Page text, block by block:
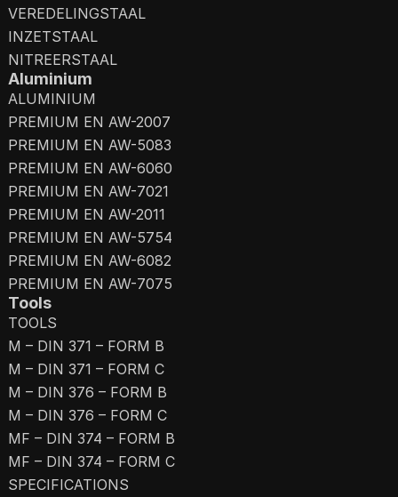
VEREDELINGSTAAL
INZETSTAAL
NITREERSTAAL
Aluminium
ALUMINIUM
PREMIUM EN AW-2007
PREMIUM EN AW-5083
PREMIUM EN AW-6060
PREMIUM EN AW-7021
PREMIUM EN AW-2011
PREMIUM EN AW-5754
PREMIUM EN AW-6082
PREMIUM EN AW-7075
Tools
TOOLS
M – DIN 371 – FORM B
M – DIN 371 – FORM C
M – DIN 376 – FORM B
M – DIN 376 – FORM C
MF – DIN 374 – FORM B
MF – DIN 374 – FORM C
SPECIFICATIONS